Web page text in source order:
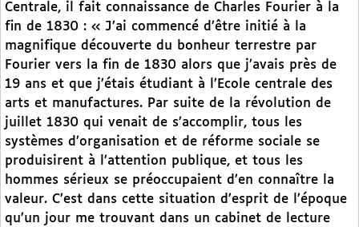
Centrale, il fait connaissance de Charles Fourier à la
fin de 1830 : « J’ai commencé d’être initié à la
magnifique découverte du bonheur terrestre par
Fourier vers la fin de 1830 alors que j’avais près de
19 ans et que j’étais étudiant à l’Ecole centrale des
arts et manufactures. Par suite de la révolution de
juillet 1830 qui venait de s’accomplir, tous les
systèmes d’organisation et de réforme sociale se
produisirent à l’attention publique, et tous les
hommes sérieux se préoccupaient d’en connaître la
valeur. C’est dans cette situation d’esprit de l’époque
qu’un jour me trouvant dans un cabinet de lecture